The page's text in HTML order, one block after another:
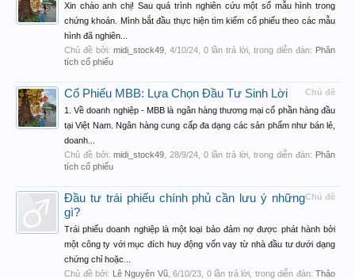
Xin chào anh chị! Sau quá trình nghiên cứu một số mẫu hình trong
chứng khoán. Mình bắt đầu thực hiện tìm kiếm cổ phiếu theo các mẫu
hình đã nghiên...
Chủ đề bởi: midi_stock49 4/10/24 , 0 lần trả lời, trong diễn đàn: Phân
tích cổ phiếu
Chủ đề
Cổ Phiếu MBB: Lựa Chọn Đầu Tư Sinh Lời
1. Về doanh nghiệp - MBB là ngân hàng thương mại cổ phần hàng đầu
tại Việt Nam. Ngân hàng cung cấp đa dạng các sản phẩm như bán lẻ,
doanh...
Chủ đề bởi: midi_stock49 28/9/24 , 0 lần trả lời, trong diễn đàn: Phân
tích cổ phiếu
Chủ đề
Đầu tư trái phiếu chính phủ cần lưu ý những
gì?
Trái phiếu doanh nghiệp là một loại bảo đảm nợ được phát hành bởi
một công ty với mục đích huy động vốn vay từ nhà đầu tư dưới dạng
chứng chỉ hoặc...
Chủ đề bởi: Lê Nguyên Vũ, 6/10/23 , 0 lần trả lời, trong diễn đàn: Thảo